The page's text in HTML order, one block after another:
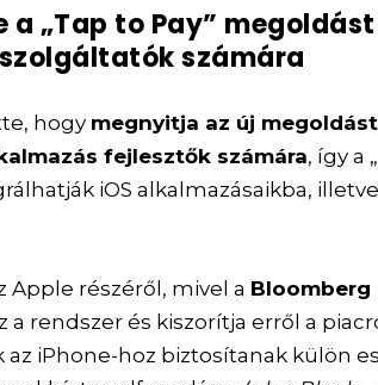
„Tap to Pay”
számára
hogy megnyitja az új
fejlesztők számára, így a
iOS alkalmazásaikba,
Apple részéről, mivel a Bloomberg
a rendszer és kiszorítja erről a
iPhone-hoz biztosítanak külön